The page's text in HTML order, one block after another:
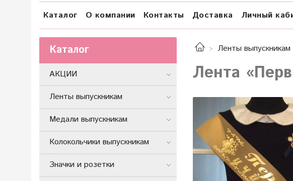
Каталог О компании Контакты Доставка Личный
Ленты выпускникам
Лента
Каталог
АКЦИИ
Ленты выпускникам
Медали выпускникам
Колокольчики выпускникам
Значки и розетки